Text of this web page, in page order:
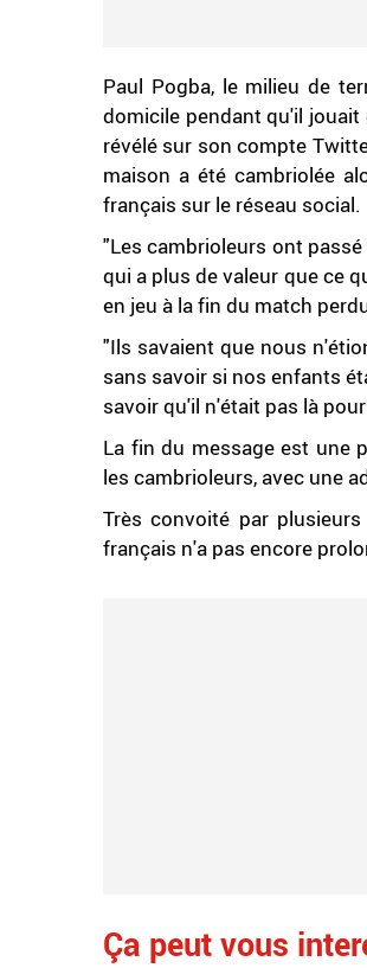
Paul Pogba, le milieu de
domicile pendant qu'il jouait
révélé sur son compte
maison a été cambriolée
français sur le réseau social.
"Les cambrioleurs ont
qui a plus de valeur que ce
en jeu à la fin du match
"Ils savaient que nous
sans savoir si nos enfants
savoir qu'il n'était pas là
La fin du message est une
les cambrioleurs, avec une
Très convoité par
français n'a pas encore
Ça peut vous